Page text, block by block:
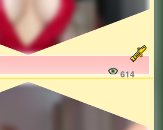
614